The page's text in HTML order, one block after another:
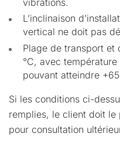
L’inclinaison
vertical ne doit pas
Plage de transport et
°C, avec
pouvant atteindre +65
Si les conditions ci-
remplies, le client doit
pour consultation